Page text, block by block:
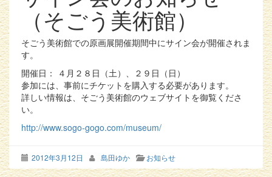
（そごう美術館）
そごう美術館での原画展開催期間中にサイン会が開催されま
す。
開催日： ４月２８日（土）、２９日（日）
参加には、事前にチケットを購入する必要があります。
詳しい情報は、そごう美術館のウェブサイトを御覧くださ
い。
http://www.sogo-gogo.com/museum/
2012年3月12日 島田ゆか お知らせ